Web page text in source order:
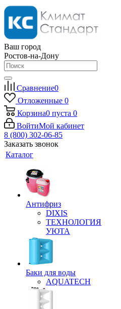
Ваш город
Ростов-на-Дону
Сравнение0
Отложенные 0
Корзина0 пуста 0
ВойтиМой кабинет
8 (800) 302-06-85
Заказать звонок
Каталог
Антифриз
DIXIS
ТЕХНОЛОГИЯ
УЮТА
Баки для воды
AQUATECH